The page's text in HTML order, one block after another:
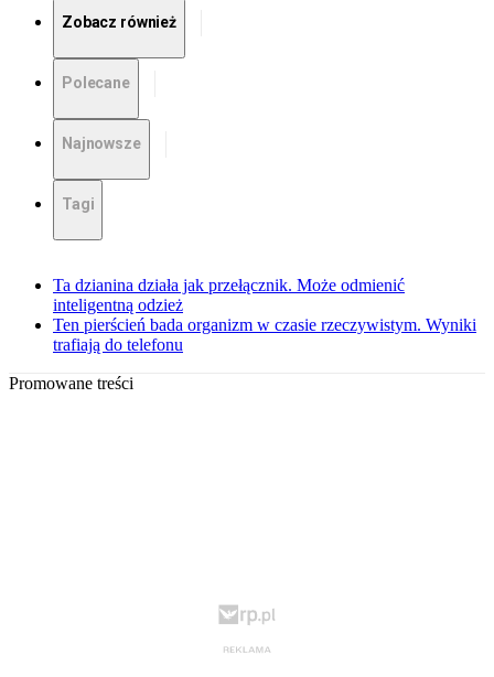
Zobacz również
Polecane
Najnowsze
Tagi
Ta dzianina działa jak przełącznik. Może odmienić
inteligentną odzież
Ten pierścień bada organizm w czasie rzeczywistym. Wyniki
trafiają do telefonu
Promowane treści